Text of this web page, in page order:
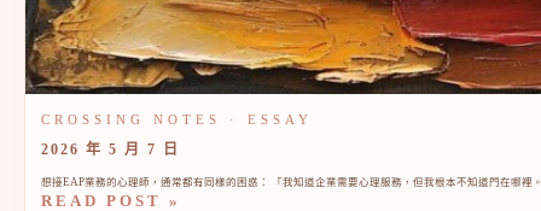
2026 年 5 月 7 日
想接EAP業務的心理師，通常都有同樣的困惑： 「我知道企業需要心理服務，但我根本不知道門在哪裡
READ POST »